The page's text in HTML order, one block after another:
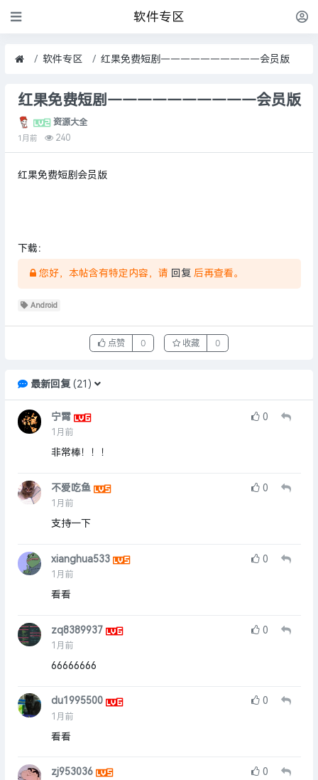
软件专区
软件专区 红果免费短剧——————————会员版
红果免费短剧——————————会员版
资源大全
1月前 240
红果免费短剧会员版
下载：
您好，本帖含有特定内容，请 回复 后再查看。
Android
点赞 0 收藏 0
最新回复( 21 )
宁霄
1月前
0
非常棒！！！
不爱吃鱼
1月前
0
支持一下
xianghua533
1月前
0
看看
zq8389937
1月前
0
66666666
du1995500
1月前
0
看看
zj953036 0